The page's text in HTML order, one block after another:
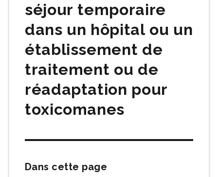
séjour temporaire
dans un hôpital ou un
établissement de
traitement ou de
réadaptation pour
toxicomanes
Dans cette page